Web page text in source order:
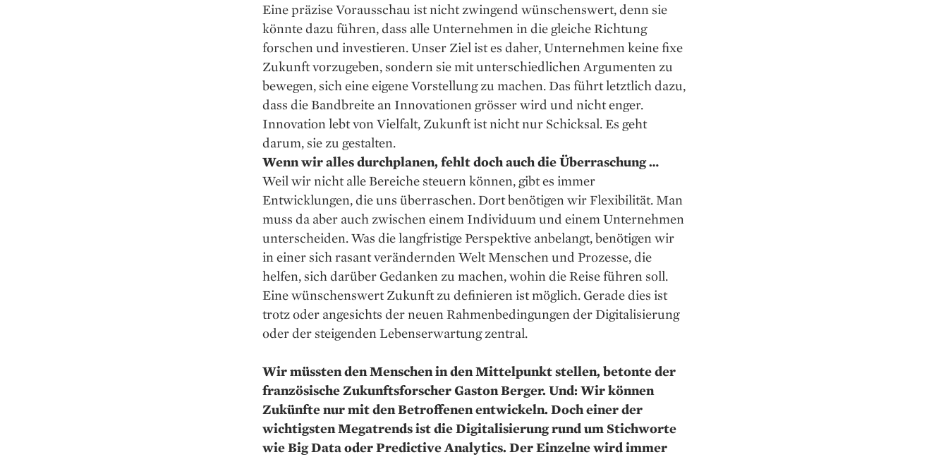
Eine präzise Vorausschau ist nicht zwingend wünschenswert, denn sie
könnte dazu führen, dass alle Unternehmen in die gleiche Richtung
forschen und investieren. Unser Ziel ist es daher, Unternehmen keine fixe
Zukunft vorzugeben, sondern sie mit unterschiedlichen Argumenten zu
bewegen, sich eine eigene Vorstellung zu machen. Das führt letztlich dazu,
dass die Bandbreite an Innovationen grösser wird und nicht enger.
Innovation lebt von Vielfalt, Zukunft ist nicht nur Schicksal. Es geht
darum, sie zu gestalten.
Wenn wir alles durchplanen, fehlt doch auch die Überraschung …
Weil wir nicht alle Bereiche steuern können, gibt es immer
Entwicklungen, die uns überraschen. Dort benötigen wir Flexibilität. Man
muss da aber auch zwischen einem Individuum und einem Unternehmen
unterscheiden. Was die langfristige Perspektive anbelangt, benötigen wir
in einer sich rasant verändernden Welt Menschen und Prozesse, die
helfen, sich darüber Gedanken zu machen, wohin die Reise führen soll.
Eine wünschenswert Zukunft zu definieren ist möglich. Gerade dies ist
trotz oder angesichts der neuen Rahmenbedingungen der Digitalisierung
oder der steigenden Lebenserwartung zentral.
Wir müssten den Menschenin den Mittelpunkt stellen, betonte der
französische Zukunftsforscher Gaston Berger. Und: Wir können
Zukünfte nur mit den Betroffenen entwickeln. Doch einer der
wichtigsten Megatrends ist die Digitalisierung rund um Stichworte
wie Big Data oder Predictive Analytics. Der Einzelne wird immer